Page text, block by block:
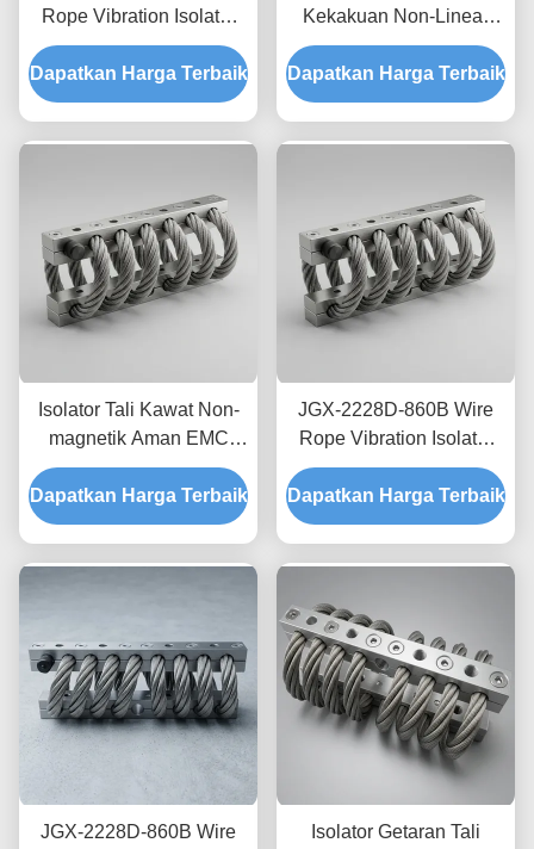
Rope Vibration Isolator
Fungus Chemical
Washdown Resistant
Stainless Steel Isolation
Dapatkan Harga Terbaik
Kekakuan Non-Linear
JGX-2228D-665B
Pemasangan Semua
Logam Ramah
Dapatkan Harga Terbaik
Isolator Tali Kawat Non-
magnetik Aman EMC
JGX-2228D-665B
Dudukan Disipasi Kejut
Sementara untuk
Dapatkan Harga Terbaik
JGX-2228D-860B Wire
Rope Vibration Isolator
Stainless Steel Long
Service Life Absorber
kejut industri
Dapatkan Harga Terbaik
JGX-2228D-860B Wire
Isolator Getaran Tali